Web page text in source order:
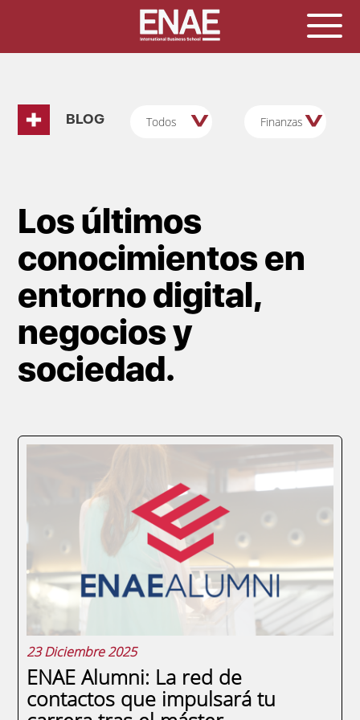
BLOG Todos Finanzas
Los últimos
conocimientos en
entorno digital,
negocios y
sociedad.
23 Diciembre 2025
ENAE Alumni: La red de
contactos que impulsará tu